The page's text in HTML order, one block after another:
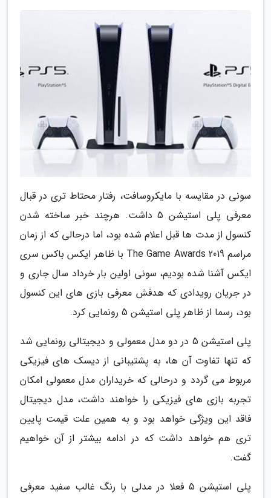
سونی در مقایسه با مایکروسافت، رفتار محتاط تری در قبال
معرفی پلی استیشن 5 داشت. هرچند خبر ساخته شدن
کنسول از مدت ها قبل اعلام شده بود، اما درحالی که از زمان
مراسم The Game Awards 2019 با ظاهر ایکس باکس سری
ایکس آشنا شده بودیم، سونی اولین بار خرداد سال جاری و
در جریان رویدادی که هدفش معرفی بازی های این کنسول
بود، رسما از ظاهر پلی استیشن 5 رونمایی کرد.
پلی استیشن 5 در دو مدل معمولی و دیجیتالی رونمایی شد
که تنها تفاوت آن ها، به پشتیبانی از دیسک های فیزیکی
مربوط می گردد و درحالی که خریداران مدل معمولی امکان
تجربه بازی های فیزیکی را خواهند داشت، مدل دیجیتال
فاقد این ویژگی خواهد بود و به همین علت قیمت پایین
تری هم خواهد داشت که در ادامه بیشتر از آن خواهیم
گفت.
پلی استیشن 5 فعلا در مدلی با رنگ غالب سفید معرفی